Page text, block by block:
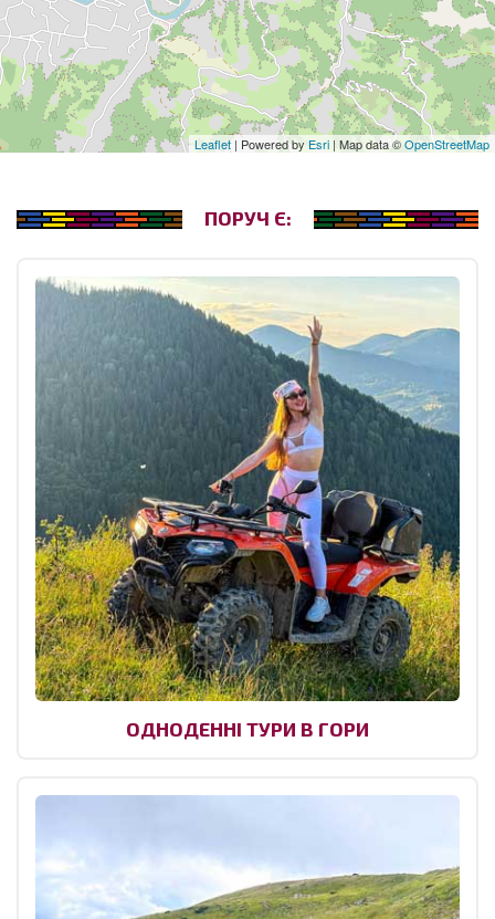
Leaflet | Powered by Esri | Map data ©OpenStreetMap
ПОРУЧ Є:
ОДНОДЕННІ ТУРИ В ГОРИ